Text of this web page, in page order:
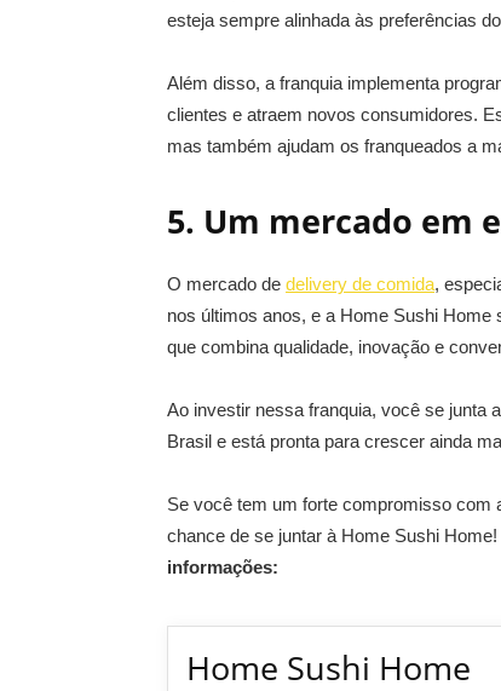
esteja sempre alinhada às preferências
Além disso, a franquia implementa
clientes e atraem novos consumidores.
mas também ajudam os franqueados a
5. Um mercado em
O mercado de delivery de comida,
nos últimos anos, e a Home Sushi
que combina qualidade, inovação e
Ao investir nessa franquia, você se junta
Brasil e está pronta para crescer ainda
Se você tem um forte compromisso com
chance de se juntar à Home Sushi Home!
informações:
Home Sushi Home